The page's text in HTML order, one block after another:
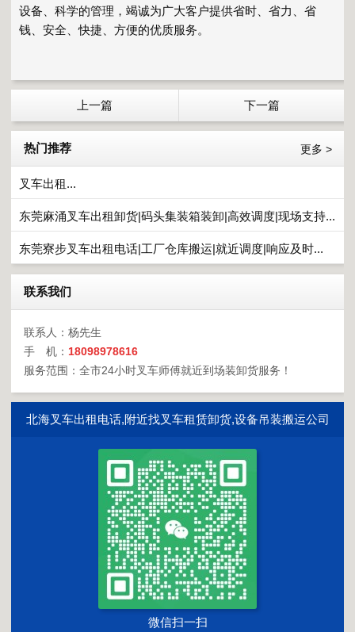
设备、科学的管理，竭诚为广大客户提供省时、省力、省
钱、安全、快捷、方便的优质服务。
上一篇 下一篇
热门推荐 更多 >
叉车出租...
东莞麻涌叉车出租卸货|码头集装箱装卸|高效调度|现场支持...
东莞寮步叉车出租电话|工厂仓库搬运|就近调度|响应及时...
联系我们
联系人：杨先生
手 机： 18098978616
服务范围：全市24小时叉车师傅就近到场装卸货服务！
北海叉车出租电话,附近找叉车租赁卸货,设备吊装搬运公司
微信扫一扫